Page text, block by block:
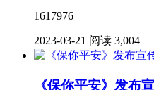
1617976
2023-03-21 阅读 3,004
《保你平安》发布